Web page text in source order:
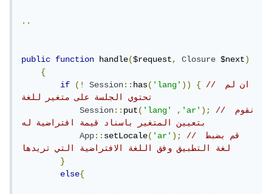
..
public function handle($request, Closure $next)
{
if
(! Session::has('lang')) {
// ان لم
تحتوي الجلسة على متغير للغة
Session::put('lang' ,'ar');
// نقوم
بتعيين المتغير باسناد قيمة افتراضية له
App::setLocale('ar');
// قم بضبط
لغة التطبيق وفق اللغة الافتراضية التي تريدها
}
else{